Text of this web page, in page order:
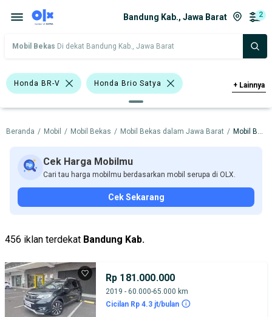
Bandung Kab., Jawa Barat 2
Mobil Bekas Di dekat Bandung Kab., Jawa Barat
Honda BR-V Honda Brio Satya
Honda
Harga Merek Dan Model Tahun
Tipe Bodi Tipe Membership
+ Lainnya
Beranda / Mobil / Mobil Bekas / Mobil Bekas dalam Jawa Barat / Mobil Bekas dalam Bandung Kab.
Cek Harga Mobilmu
Cari tau harga mobilmu berdasarkan mobil serupa di OLX.
Cek Sekarang
456 iklan terdekat Bandung Kab.
Rp 181.000.000
2019 - 60.000-65.000 km
Cicilan Rp 4.3 jt/bulan